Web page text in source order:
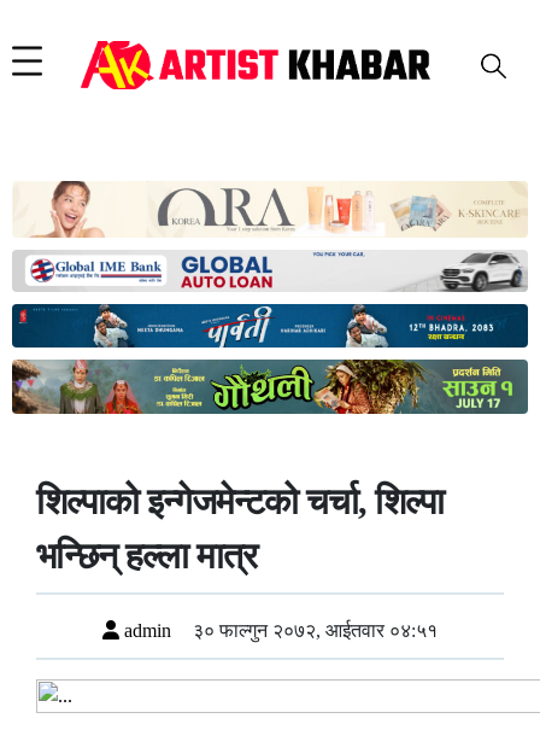
शिल्पाको इन्गेजमेन्टको चर्चा, शिल्पा
भन्छिन् हल्ला मात्र
admin ३० फाल्गुन २०७२, आईतवार ०४:५१